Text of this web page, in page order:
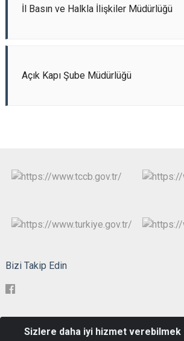
İl Basın ve Halkla İlişkiler Müdürlüğü
Açık Kapı Şube Müdürlüğü
Bizi Takip Edin
05100 AMASYA
Sizlere daha iyi hizmet